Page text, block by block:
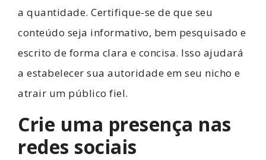
a quantidade. Certifique-se de que seu
conteúdo seja informativo, bem pesquisado e
escrito de forma clara e concisa. Isso ajudará
a estabelecer sua autoridade em seu nicho e
atrair um público fiel.
Crie uma presença nas
redes sociais